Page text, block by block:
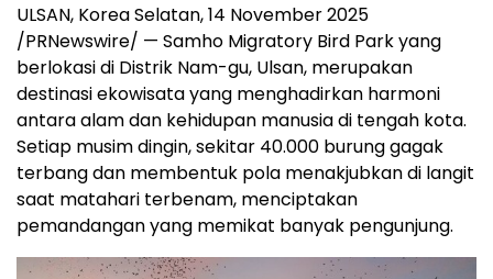
ULSAN, Korea Selatan,14 November 2025
/PRNewswire/ — Samho Migratory Bird Park yang
berlokasi di Distrik Nam-gu, Ulsan, merupakan
destinasi ekowisata yang menghadirkan harmoni
antara alam dan kehidupan manusia di tengah kota.
Setiap musim dingin, sekitar 40.000 burung gagak
terbang dan membentuk pola menakjubkan di langit
saat matahari terbenam, menciptakan
pemandangan yang memikat banyak pengunjung.